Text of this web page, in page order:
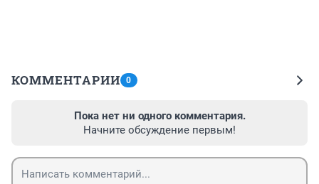
КОММЕНТАРИИ 0
Пока нет ни одного комментария.
Начните обсуждение первым!